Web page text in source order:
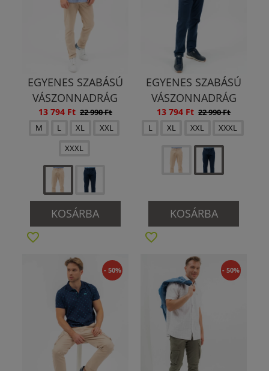
EGYENES SZABÁSÚ
VÁSZONNADRÁG
13 794 Ft 22 990 Ft
M
L XL
XXL
XXXL
KOSÁRBA
EGYENES SZABÁSÚ
VÁSZONNADRÁG
13 794 Ft 22 990 Ft
L
XL XXL XXXL
KOSÁRBA
- 50% - 50%